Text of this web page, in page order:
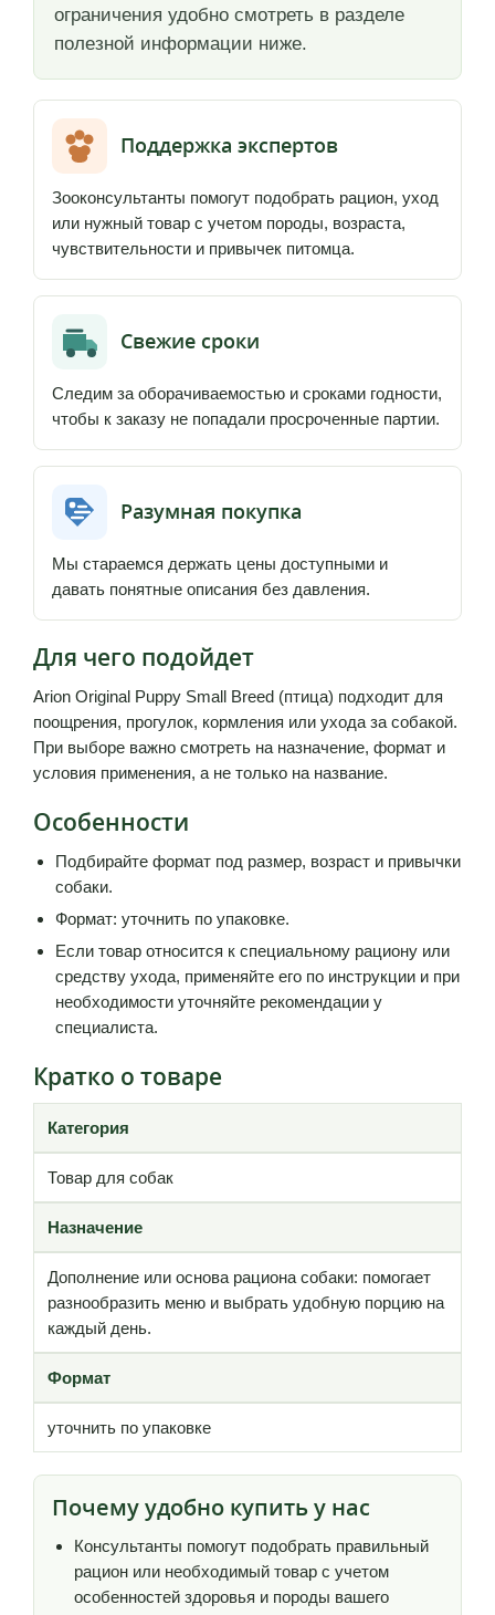
ограничения удобно смотреть в разделе
полезной информации ниже.
Поддержка экспертов
Зооконсультанты помогут подобрать рацион, уход
или нужный товар с учетом породы, возраста,
чувствительности и привычек питомца.
Свежие сроки
Следим за оборачиваемостью и сроками годности,
чтобы к заказу не попадали просроченные партии.
Разумная покупка
Мы стараемся держать цены доступными и
давать понятные описания без давления.
Для чего подойдет
Arion Original Puppy Small Breed (птица) подходит для
поощрения, прогулок, кормления или ухода за собакой.
При выборе важно смотреть на назначение, формат и
условия применения, а не только на название.
Особенности
Подбирайте формат под размер, возраст и привычки
собаки.
Формат: уточнить по упаковке.
Если товар относится к специальному рациону или
средству ухода, применяйте его по инструкции и при
необходимости уточняйте рекомендации у
специалиста.
Кратко о товаре
Категория
Товар для собак
Назначение
Дополнение или основа рациона собаки: помогает
разнообразить меню и выбрать удобную порцию на
каждый день.
Формат
уточнить по упаковке
Почему удобно купить у нас
Консультанты помогут подобрать правильный
рацион или необходимый товар с учетом
особенностей здоровья и породы вашего